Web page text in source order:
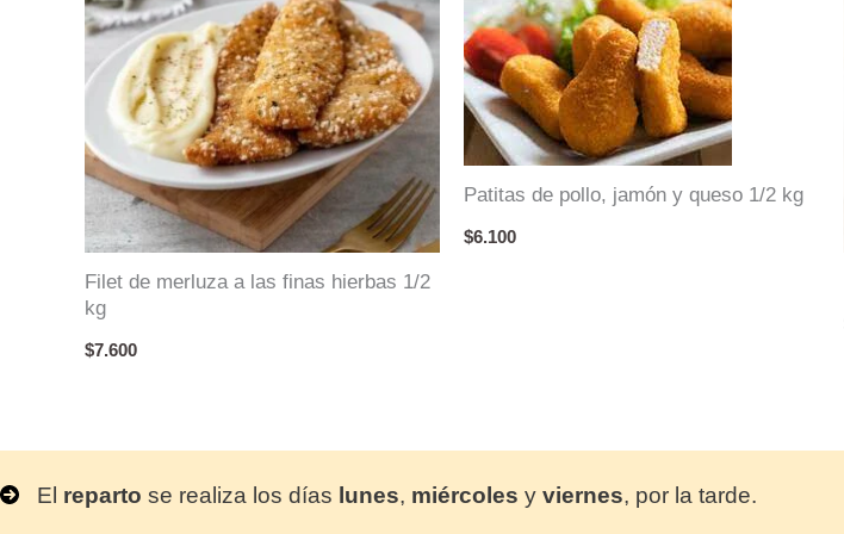
Filet de merluza a las finas hierbas 1/2
kg
$7.600
Patitas de pollo, jamón y queso 1/2 kg
$6.100
El reparto se realiza los días lunes, miércoles y viernes, por la tarde.